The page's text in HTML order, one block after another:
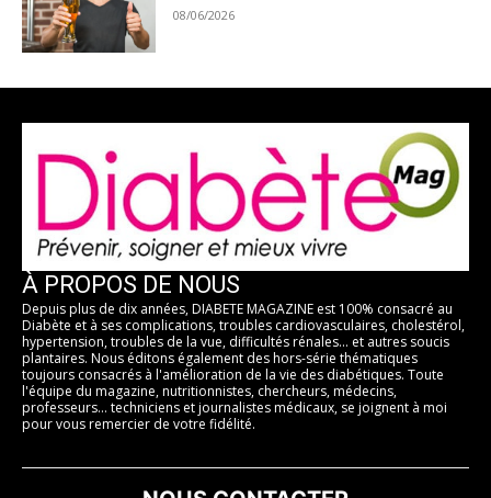
08/06/2026
À PROPOS DE NOUS
Depuis plus de dix années, DIABETE MAGAZINE est 100% consacré au
Diabète et à ses complications, troubles cardiovasculaires, cholestérol,
hypertension, troubles de la vue, difficultés rénales... et autres soucis
plantaires. Nous éditons également des hors-série thématiques
toujours consacrés à l'amélioration de la vie des diabétiques. Toute
l'équipe du magazine, nutritionnistes, chercheurs, médecins,
professeurs... techniciens et journalistes médicaux, se joignent à moi
pour vous remercier de votre fidélité.